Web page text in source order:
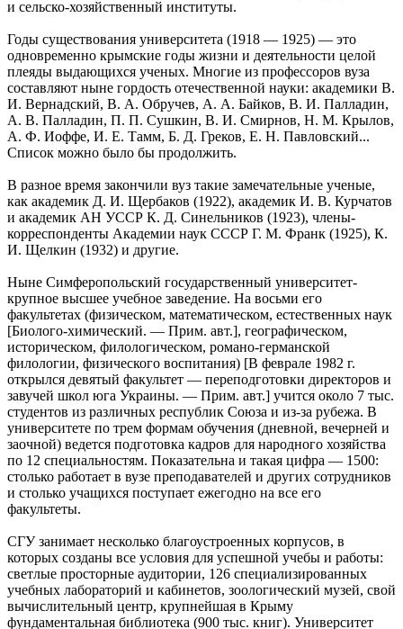
и сельско-хозяйственный институты.
Годы существования университета (1918 — 1925) — это
одновременно крымские годы жизни и деятельности целой
плеяды выдающихся ученых. Многие из профессоров вуза
составляют ныне гордость отечественной науки: академики В.
И. Вернадский, В. А. Обручев, А. А. Байков, В. И. Палладин,
А. В. Палладин, П. П. Сушкин, В. И. Смирнов, Н. М. Крылов,
А. Ф. Иоффе, И. Е. Тамм, Б. Д. Греков, Е. Н. Павловский...
Список можно было бы продолжить.
В разное время закончили вуз такие замечательные ученые,
как академик Д. И. Щербаков (1922), академик И. В. Курчатов
и академик АН УССР К. Д. Синельников (1923), члены-
корреспонденты Академии наук СССР Г. М. Франк (1925), К.
И. Щелкин (1932) и другие.
Ныне Симферопольский государственный университет-
крупное высшее учебное заведение. На восьми его
факультетах (физическом, математическом, естественных наук
[Биолого-химический. — Прим. авт.], географическом,
историческом, филологическом, романо-германской
филологии, физического воспитания) [В феврале 1982 г.
открылся девятый факультет — переподготовки директоров и
завучей школ юга Украины. — Прим. авт.] учится около 7 тыс.
студентов из различных республик Союза и из-за рубежа. В
университете по трем формам обучения (дневной, вечерней и
заочной) ведется подготовка кадров для народного хозяйства
по 12 специальностям. Показательна и такая цифра — 1500:
столько работает в вузе преподавателей и других сотрудников
и столько учащихся поступает ежегодно на все его
факультеты.
СГУ занимает несколько благоустроенных корпусов, в
которых созданы все условия для успешной учебы и работы:
светлые просторные аудитории, 126 специализированных
учебных лабораторий и кабинетов, зоологический музей, свой
вычислительный центр, крупнейшая в Крыму
фундаментальная библиотека (900 тыс. книг). Университет